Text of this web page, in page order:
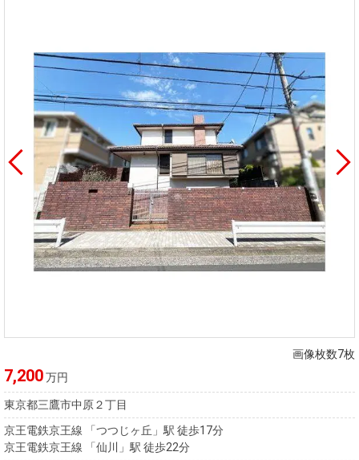
用
件
を
探
す
件を
探す
購入向け
サービス
住宅ロー
ンシミュ
レーショ
住まい1プ
ラス（お
役立ちコ
税金の本
（電子ブ
ック）
金額
売却向け
サービス
周辺相場
検索
住まい1プ
ラス（お
役立ちコ
ラム）
住まいと
暮らしの
売却ガイ
ド
（電子ブ
ック版）
閉じる
画像枚数7枚
7,200万円
東京都三鷹市中原２丁目
京王電鉄京王線 「つつじヶ丘」駅 徒歩17分
京王電鉄京王線 「仙川」駅 徒歩22分